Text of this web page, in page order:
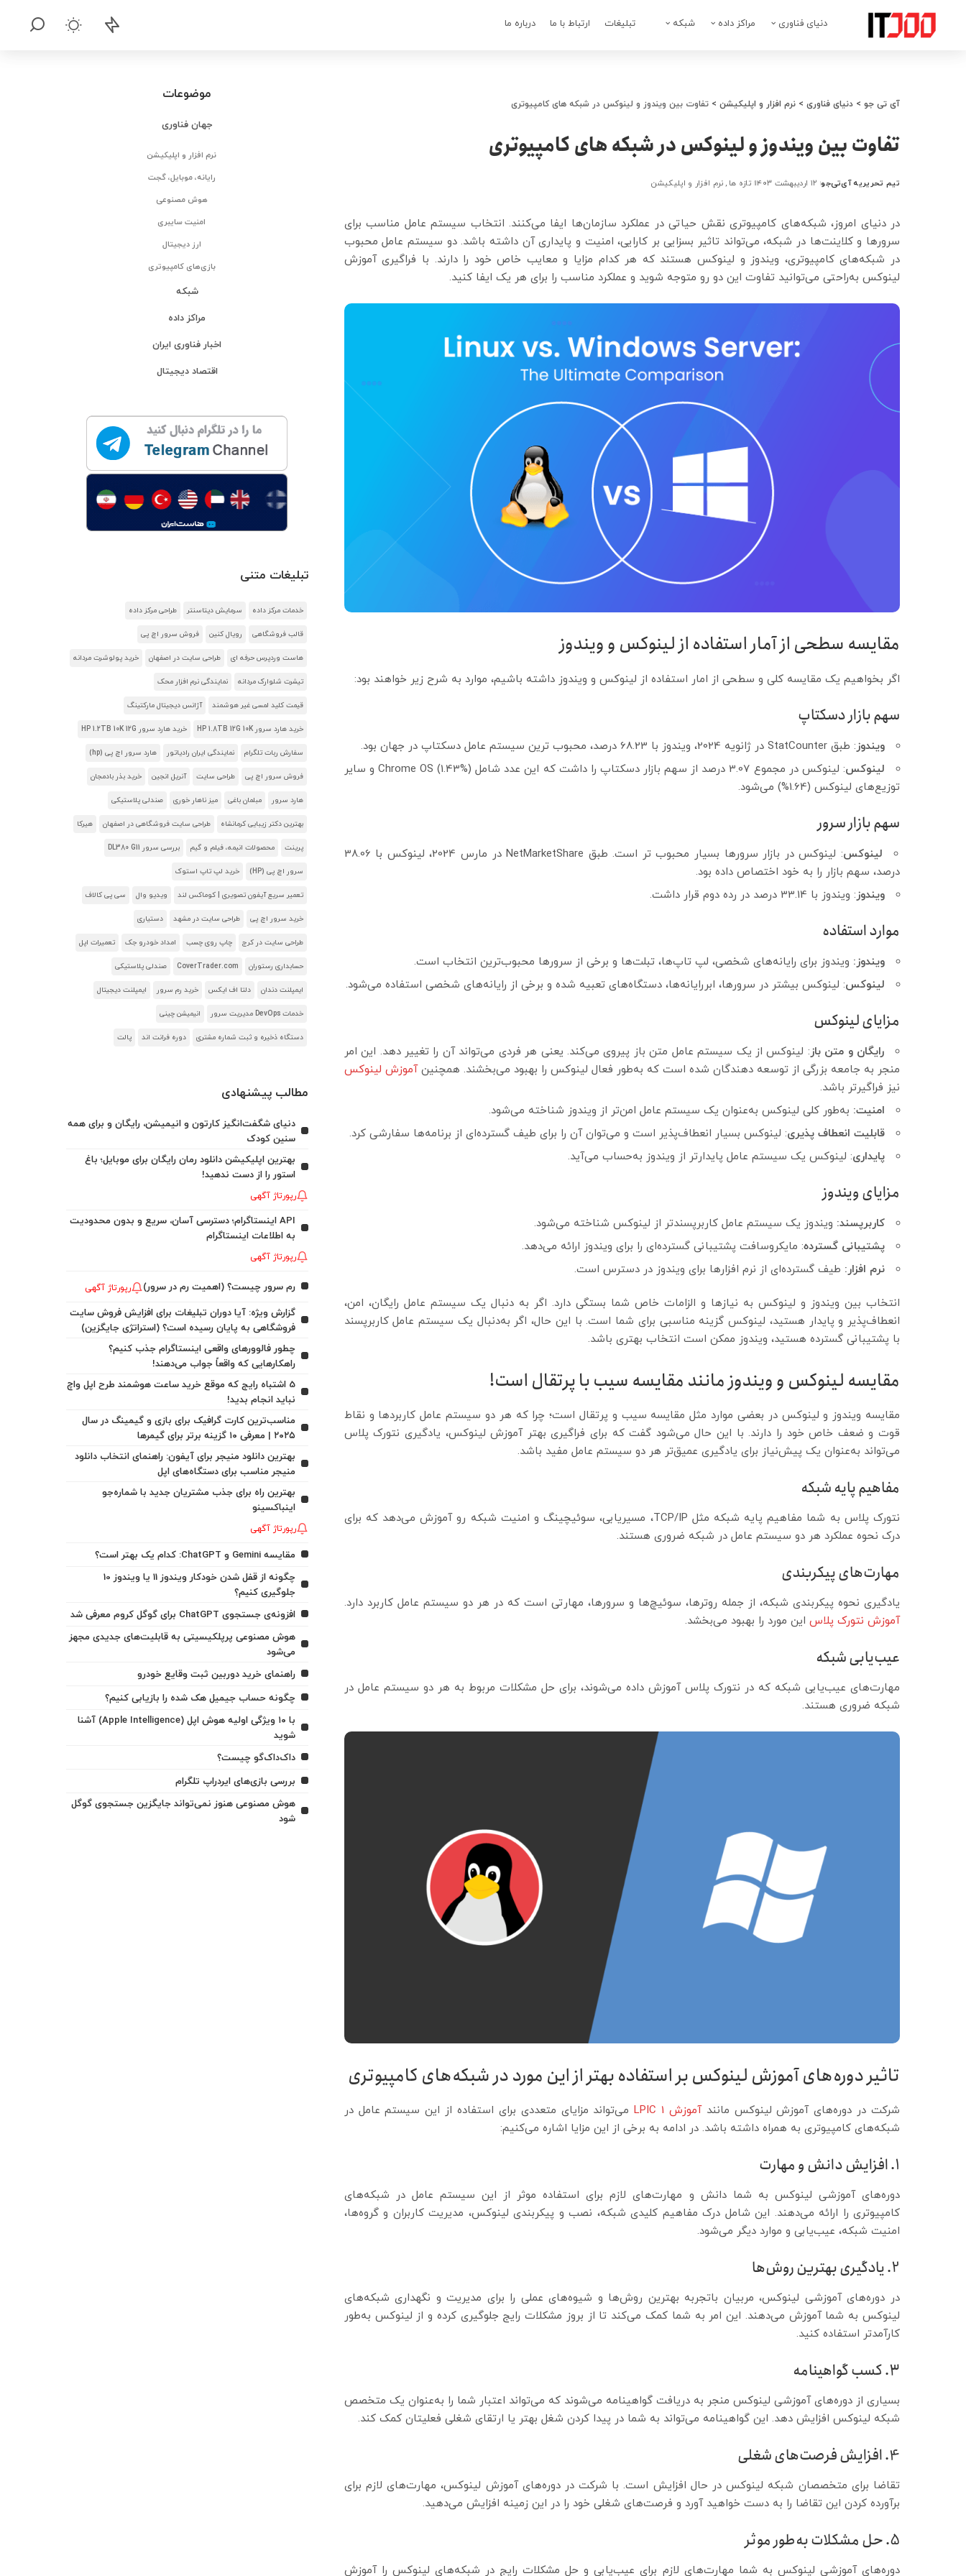
دنیای فناوری مراکز داده شبکه تبلیغات ارتباط با ما درباره ما
آی تی جو > دنیای فناوری > نرم افزار و اپلیکیشن > تفاوت بین ویندوز و لینوکس در شبکه های کامپیوتری
تفاوت بین ویندوز و لینوکس در شبکه های کامپیوتری
ارسال
تیم تحریریه آی‌تی‌جو ۱۲ اردیبهشت ۱۴۰۳ تازه ها نرم افزار و اپلیکیشن
در دنیای امروز، شبکه‌های کامپیوتری نقش حیاتی در عملکرد سازمان‌ها ایفا می‌کنند. انتخاب سیستم عامل مناسب برای
سرورها و کلاینت‌ها در شبکه، می‌تواند تاثیر بسزایی بر کارایی، امنیت و پایداری آن داشته باشد. دو سیستم عامل محبوب
در شبکه‌های کامپیوتری، ویندوز و لینوکس هستند که هر کدام مزایا و معایب خاص خود را دارند. با فراگیری آموزش
لینوکس به‌راحتی می‌توانید تفاوت این دو رو متوجه شوید و عملکرد مناسب را برای هر یک ایفا کنید.
مقایسه سطحی از آمار استفاده از لینوکس و ویندوز
اگر بخواهیم یک مقایسه کلی و سطحی از امار استفاده از لینوکس و ویندوز داشته باشیم، موارد به شرح زیر خواهند بود:
سهم بازار دسکتاپ
ویندوز: طبق StatCounter در ژانویه 2024، ویندوز با 68.23 درصد، محبوب ترین سیستم عامل دسکتاپ در جهان بود.
لینوکس
: لینوکس در مجموع 3.07 درصد از سهم بازار دسکتاپ را داشت که این عدد شامل Chrome OS (1.43%) و سایر
توزیع‌های لینوکس (1.64%) می‌شود.
سهم بازار سرور
لینوکس
: لینوکس در بازار سرورها بسیار محبوب تر است. طبق NetMarketShare در مارس 2024، لینوکس با 38.06
درصد، سهم بازار را به خود اختصاص داده بود.
ویندوز: ویندوز با 33.14 درصد در رده دوم قرار داشت.
موارد استفاده
ویندوز: ویندوز برای رایانه‌های شخصی، لپ تاپ‌ها، تبلت‌ها و برخی از سرورها محبوب‌ترین انتخاب است.
لینوکس: لینوکس بیشتر در سرورها، ابررایانه‌ها، دستگاه‌های تعبیه شده و برخی از رایانه‌های شخصی استفاده می‌شود.
مزایای لینوکس
رایگان و متن باز: لینوکس از یک سیستم عامل متن باز پیروی می‌کند. یعنی هر فردی می‌تواند آن را تغییر دهد. این امر
منجر به جامعه بزرگی از توسعه دهندگان شده است که به‌طور فعال لینوکس را بهبود می‌بخشند. همچنینآموزش لینوکس
نیز فراگیرتر باشد.
امنیت: به‌طور کلی لینوکس به‌عنوان یک سیستم عامل امن‌تر از ویندوز شناخته می‌شود.
قابلیت انعطاف پذیری: لینوکس بسیار انعطاف‌پذیر است و می‌توان آن را برای طیف گسترده‌ای از برنامه‌ها سفارشی کرد.
پایداری: لینوکس یک سیستم عامل پایدارتر از ویندوز به‌حساب می‌آید.
مزایای ویندوز
کاربرپسند: ویندوز یک سیستم عامل کاربرپسندتر از لینوکس شناخته می‌شود.
پشتیبانی گسترده: مایکروسافت پشتیبانی گسترده‌ای را برای ویندوز ارائه می‌دهد.
نرم افزار: طیف گسترده‌ای از نرم افزارها برای ویندوز در دسترس است.
انتخاب بین ویندوز و لینوکس به نیازها و الزامات خاص شما بستگی دارد. اگر به دنبال یک سیستم عامل رایگان، امن،
انعطاف‌پذیر و پایدار هستید، لینوکس گزینه مناسبی برای شما است. با این حال، اگر به‌دنبال یک سیستم عامل کاربرپسند
با پشتیبانی گسترده هستید، ویندوز ممکن است انتخاب بهتری باشد.
مقایسه لینوکس و ویندوز مانند مقایسه سیب با پرتقال است!
مقایسه ویندوز و لینوکس در بعضی موارد مثل مقایسه سیب و پرتقال است؛ چرا که هر دو سیستم عامل کاربردها و نقاط
قوت و ضعف خاص خود را دارند. با این حال می‌شود گفت که برای فراگیری بهتر آموزش لینوکس، یادگیری نتورک پلاس
می‌تواند به‌عنوان یک پیش‌نیاز برای یادگیری عمیق‌تر هر دو سیستم عامل مفید باشد.
مفاهیم پایه شبکه
نتورک پلاس به شما مفاهیم پایه شبکه مثل TCP/IP، مسیریابی، سوئیچینگ و امنیت شبکه رو آموزش می‌دهد که برای
درک نحوه عملکرد هر دو سیستم عامل در شبکه ضروری هستند.
مهارت‌های پیکربندی
یادگیری نحوه پیکربندی شبکه، از جمله روترها، سوئیچ‌ها و سرورها، مهارتی است که در هر دو سیستم عامل کاربرد دارد.
آموزش نتورک پلاس این مورد را بهبود می‌بخشد.
عیب‌یابی شبکه
مهارت‌های عیب‌یابی شبکه که در نتورک پلاس آموزش داده می‌شوند، برای حل مشکلات مربوط به هر دو سیستم عامل در
شبکه ضروری هستند.
تاثیر دوره‌های آموزش لینوکس بر استفاده بهتر از این مورد در شبکه‌های کامپیوتری
شرکت در دوره‌های آموزش لینوکس مانندآموزش LPIC 1
می‌تواند مزایای متعددی برای استفاده از این سیستم عامل در
شبکه‌های کامپیوتری به همراه داشته باشد. در ادامه به برخی از این مزایا اشاره می‌کنیم:
1. افزایش دانش و مهارت
دوره‌های آموزشی لینوکس به شما دانش و مهارت‌های لازم برای استفاده موثر از این سیستم عامل در شبکه‌های
کامپیوتری را ارائه می‌دهند. این شامل درک مفاهیم کلیدی شبکه، نصب و پیکربندی لینوکس، مدیریت کاربران و گروه‌ها،
امنیت شبکه، عیب‌یابی و موارد دیگر می‌شود.
2. یادگیری بهترین روش‌ها
در دوره‌های آموزشی لینوکس، مربیان باتجربه بهترین روش‌ها و شیوه‌های عملی را برای مدیریت و نگهداری شبکه‌های
لینوکس به شما آموزش می‌دهند. این امر به شما کمک می‌کند تا از بروز مشکلات رایج جلوگیری کرده و از لینوکس به‌طور
کارآمدتر استفاده کنید.
3. کسب گواهینامه
بسیاری از دوره‌های آموزشی لینوکس منجر به دریافت گواهینامه می‌شوند که می‌تواند اعتبار شما را به‌عنوان یک متخصص
شبکه لینوکس افزایش دهد. این گواهینامه می‌تواند به شما در پیدا کردن شغل بهتر یا ارتقای شغلی فعلیتان کمک کند.
4. افزایش فرصت‌های شغلی
تقاضا برای متخصصان شبکه لینوکس در حال افزایش است. با شرکت در دوره‌های آموزش لینوکس، مهارت‌های لازم برای
برآورده کردن این تقاضا را به دست خواهید آورد و فرصت‌های شغلی خود را در این زمینه افزایش می‌دهید.
5. حل مشکلات به‌طور موثر
دوره‌های آموزشی لینوکس به شما مهارت‌های لازم برای عیب‌یابی و حل مشکلات رایج در شبکه‌های لینوکس را آموزش
موضوعات
جهان فناوری
نرم افزار و اپلیکیشن
رایانه، موبایل، گجت
هوش مصنوعی
امنیت سایبری
ارز دیجیتال
بازی‌های کامپیوتری
شبکه
مراکز داده
اخبار فناوری ایران
اقتصاد دیجیتال
تبلیغات متنی
خدمات مرکز داده سرمایش دیتاسنتر طراحی مرکز داده
قالب فروشگاهی رویال کنین فروش سرور اچ پی
هاست وردپرس حرفه ای طراحی سایت در اصفهان خرید پولوشرت مردانه
تیشرت شلوارک مردانه نمایندگی نرم افزار محک
قیمت کلید لمسی غیر هوشمند آژانس دیجیتال مارکتینگ
خرید هارد سرور HP 1.8TB 12G 10K خرید هارد سرور HP 1.2TB 10K 12G
سفارش ربات تلگرام نمایندگی ایران رادیاتور هارد سرور اچ پی (hp)
فروش سرور اچ پی طراحی سایت آنریل انجین خرید بذر بادمجان
هارد سرور مبلمان باغی میز ناهار خوری صندلی پلاستیکی
بهترین دکتر زیبایی کرمانشاه طراحی سایت فروشگاهی در اصفهان هیرکا
پرینت محصولات انیمه، فیلم و گیم بررسی سرور DL380 G11
سرور اچ پی (HP) خرید لپ تاپ استوک
تعمیر سریع آیفون تصویری | کوماکس لند ویدیو وال سی پی کالاف
خرید سرور اچ پی طراحی سایت در مشهد دستیاری
طراحی سایت در کرج چاپ روی چسب امداد خودرو جک تعمیرات اپل
حسابداری رستوران CoverTrader.com صندلی پلاستیکی
ایمپلنت دندان دلتا اف ایکس خرید رم سرور ایمپلنت دیجیتال
خدمات DevOps مدیریت سرور انیمیشن چینی
دستگاه ذخیره و ثبت شماره مشتری دوره فرانت اند پالت
مطالب پیشنهادی
دنیای شگفت‌انگیز کارتون و انیمیشن، رایگان و برای همه
سنین کودک
بهترین اپلیکیشن دانلود رمان رایگان برای موبایل؛ باغ
استور را از دست ندهید!
رپورتاژ آگهی
API اینستاگرام؛ دسترسی آسان، سریع و بدون محدودیت
به اطلاعات اینستاگرام
رپورتاژ آگهی
رم سرور چیست؟ (اهمیت رم در سرور) رپورتاژ آگهی
گزارش ویژه: آیا دوران تبلیغات برای افزایش فروش سایت
فروشگاهی به پایان رسیده است؟ (استراتژی جایگزین)
چطور فالوورهای واقعی اینستاگرام جذب کنیم؟
راهکارهایی که واقعاً جواب می‌دهند!
5 اشتباه رایج که موقع خرید ساعت هوشمند طرح اپل واچ
نباید انجام بدید!
مناسب‌ترین کارت گرافیک برای بازی و گیمینگ در سال
۲۰۲۵ | معرفی ۱۰ گزینه برتر برای گیمرها
بهترین دانلود منیجر برای آیفون: راهنمای انتخاب دانلود
منیجر مناسب برای دستگاه‌های اپل
بهترین راه برای جذب مشتریان جدید با شماره‌جو
اینباکسینو
رپورتاژ آگهی
مقایسه Gemini و ChatGPT: کدام یک بهتر است؟
چگونه از قفل شدن خودکار ویندوز 11 یا ویندوز 10
جلوگیری کنیم؟
افزونه‌ی جستجوی ChatGPT برای گوگل کروم معرفی شد
هوش مصنوعی پرپلکیسیتی به قابلیت‌های جدیدی مجهز
می‌شود
راهنمای خرید دوربین ثبت وقایع خودرو
چگونه حساب جیمیل هک شده را بازیابی کنیم؟
با ۱۰ ویژگی اولیه هوش اپل (Apple Intelligence) آشنا
شوید
داک‌داک‌گو چیست؟
بررسی بازی‌های ایردراپ تلگرام
هوش مصنوعی هنوز نمی‌تواند جایگزین جستجوی گوگل
شود